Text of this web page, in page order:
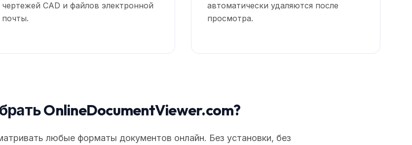
чертежей CAD и файлов электронной
почты.
автоматически удаляются после
просмотра.
OnlineDocumentViewer.com?
любые форматы документов онлайн. Без установки, без